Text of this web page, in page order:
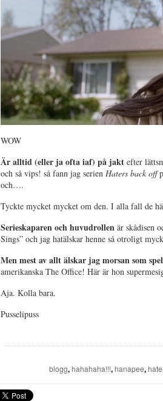
WOW
Är alltid (eller ja ofta iaf) på jakt efter
och så vips! så fann jag serienHaters back off
och….
Tyckte mycket mycket om den. I alla fall de
Serieskaparen och huvudrollen är skådisen
Sings” och jag hatälskar henne så otroligt
Men mest av allt älskar jag morsan som
amerikanska The Office! Här är hon
Aja. Kolla bara.
Pusselipuss
blogg,hahahaha!!!,hanapee,